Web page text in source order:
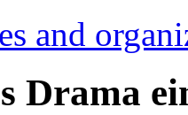
and
Drama